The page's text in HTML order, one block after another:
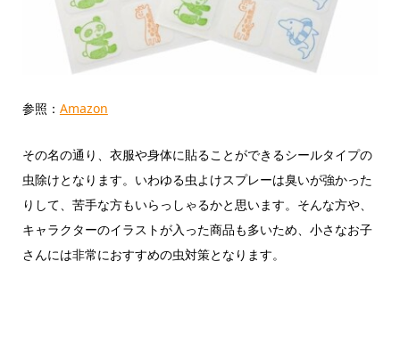
参照： Amazon
その名の通り、衣服や身体に貼ることができるシールタイプの
虫除けとなります。いわゆる虫よけスプレーは臭いが強かった
りして、苦手な方もいらっしゃるかと思います。そんな方や、
キャラクターのイラストが入った商品も多いため、小さなお子
さんには非常におすすめの虫対策となります。